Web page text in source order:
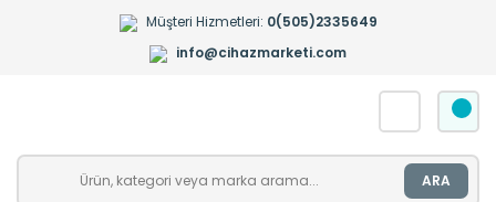
Müşteri Hizmetleri: 0(505)2335649
info@cihazmarketi.com
ARA